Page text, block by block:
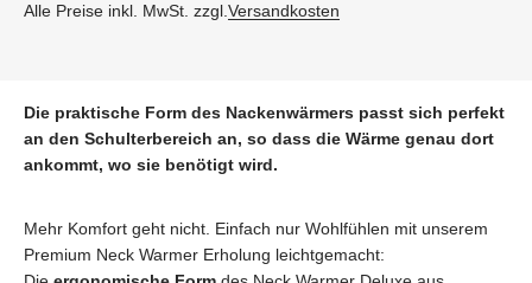
Alle Preise inkl. MwSt. zzgl.Versandkosten
Die praktische Form des Nackenwärmers passt sich perfekt
an den Schulterbereich an, so dass die Wärme genau dort
ankommt, wo sie benötigt wird.
Mehr Komfort geht nicht. Einfach nur Wohlfühlen mit unserem
Premium Neck Warmer Erholung leichtgemacht: